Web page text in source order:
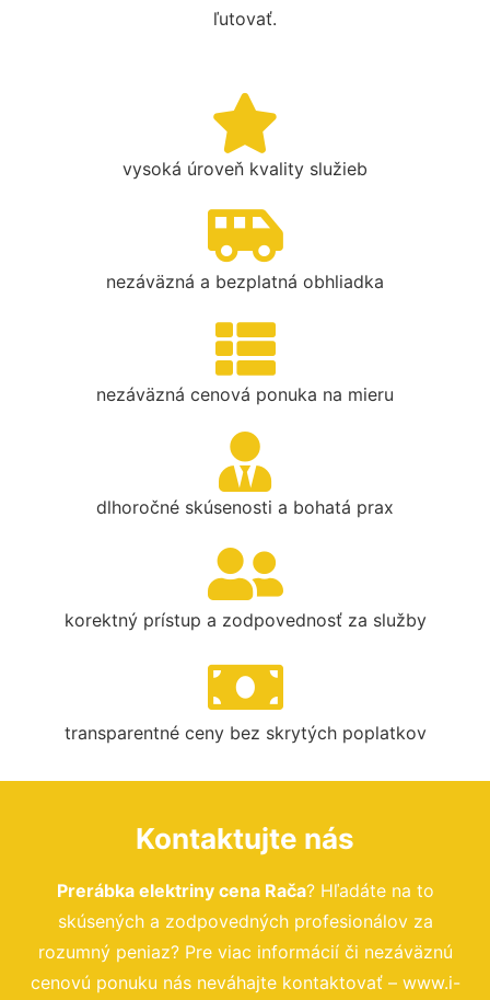
ľutovať.
vysoká úroveň kvality služieb
nezáväzná a bezplatná obhliadka
nezáväzná cenová ponuka na mieru
dlhoročné skúsenosti a bohatá prax
korektný prístup a zodpovednosť za služby
transparentné ceny bez skrytých poplatkov
Kontaktujte nás
Prerábka elektriny cena Rača? Hľadáte na to
skúsených a zodpovedných profesionálov za
rozumný peniaz? Pre viac informácií či nezáväznú
cenovú ponuku nás neváhajte kontaktovať – www.i-